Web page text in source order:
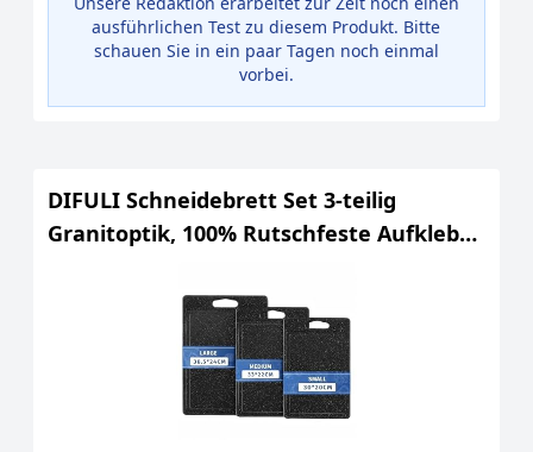
ausführlichen Test zu diesem Produkt. Bitte
schauen Sie in ein paar Tagen noch einmal
vorbei.
DIFULI Schneidebrett Set 3-teilig
Granitoptik, 100% Rutschfeste Aufkleber
Schneidebretter Kunststoff
Antibakteriell, Küchenzubehör, Küchen
Gadgets, Küchenhelfer